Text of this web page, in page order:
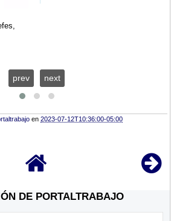
prev next
en2023-07-12T10:36:00-05:00
DE PORTALTRABAJO